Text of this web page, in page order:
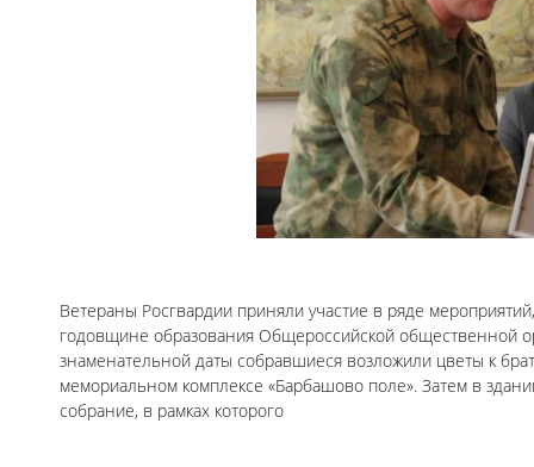
Ветераны Росгвардии приняли участие в ряде
годовщине образования Общероссийской общественной
знаменательной даты собравшиеся возложили цветы к
мемориальном комплексе «Барбашово поле». Затем в
собрание, в рамках которого